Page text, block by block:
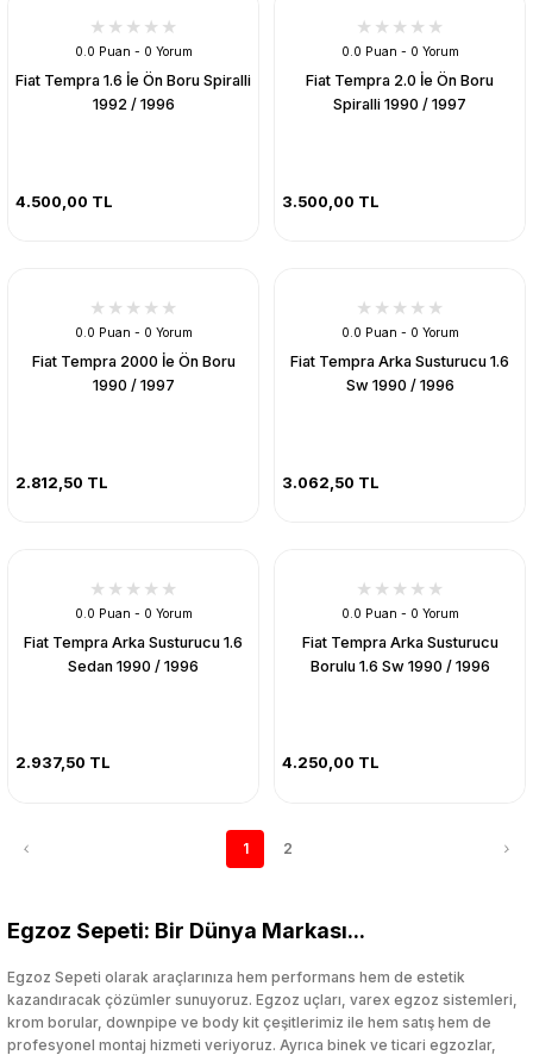
0.0 Puan - 0 Yorum
Fiat Tempra 1.6 İe Ön Boru Spiralli
1992 / 1996
4.500,00 TL
0.0 Puan - 0 Yorum
Fiat Tempra 2.0 İe Ön Boru
Spiralli 1990 / 1997
3.500,00 TL
0.0 Puan - 0 Yorum
Fiat Tempra 2000 İe Ön Boru
1990 / 1997
2.812,50 TL
0.0 Puan - 0 Yorum
Fiat Tempra Arka Susturucu 1.6
Sw 1990 / 1996
3.062,50 TL
0.0 Puan - 0 Yorum
Fiat Tempra Arka Susturucu 1.6
Sedan 1990 / 1996
2.937,50 TL
0.0 Puan - 0 Yorum
Fiat Tempra Arka Susturucu
Borulu 1.6 Sw 1990 / 1996
4.250,00 TL
1 2
Egzoz Sepeti: Bir Dünya Markası...
Egzoz Sepeti olarak araçlarınıza hem performans hem de estetik
kazandıracak çözümler sunuyoruz. Egzoz uçları, varex egzoz sistemleri,
krom borular, downpipe ve body kit çeşitlerimiz ile hem satış hem de
profesyonel montaj hizmeti veriyoruz. Ayrıca binek ve ticari egzozlar,